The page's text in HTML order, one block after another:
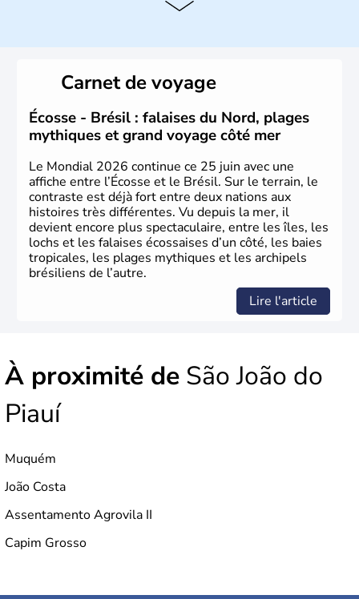
du Brésil ont été atteintes par le portugais Cabral en
1500. Durant le XVIe siècle, de très nombreux esclaves
venus d'Afrique ont permis une large exploitation des
ressources en sucre du pays.
Carnet de voyage
Écosse - Brésil : falaises du Nord, plages
mythiques et grand voyage côté mer
Le Mondial 2026 continue ce 25 juin avec une
affiche entre l’Écosse et le Brésil. Sur le terrain, le
contraste est déjà fort entre deux nations aux
histoires très différentes. Vu depuis la mer, il
devient encore plus spectaculaire, entre les îles, les
lochs et les falaises écossaises d’un côté, les baies
tropicales, les plages mythiques et les archipels
brésiliens de l’autre.
Lire l'article
À proximité de São João do
Piauí
Muquém
João Costa
Assentamento Agrovila II
Capim Grosso